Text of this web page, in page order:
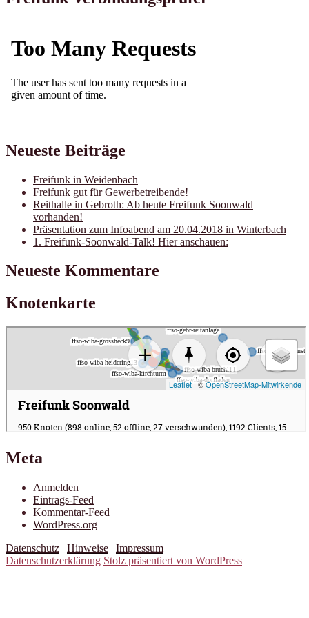
Neueste Beiträge
Freifunk in Weidenbach
Freifunk gut für Gewerbetreibende!
Reithalle in Gebroth: Ab heute Freifunk Soonwald
vorhanden!
Präsentation zum Infoabend am 20.04.2018 in Winterbach
1. Freifunk-Soonwald-Talk! Hier anschauen:
Neueste Kommentare
Knotenkarte
Meta
Anmelden
Eintrags-Feed
Kommentar-Feed
WordPress.org
Datenschutz | Hinweise | Impressum
Datenschutzerklärung Stolz präsentiert von WordPress